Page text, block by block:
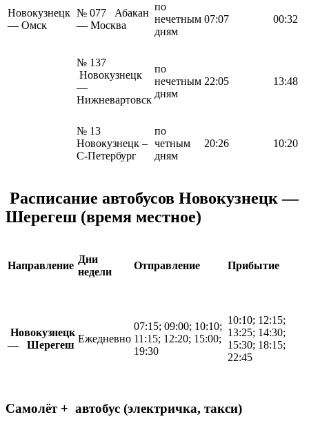
Новокузнецк
— Омск
№ 077 Абакан
— Москва
по
нечетным
дням
07:07 00:32
№ 137
Новокузнецк
—
Нижневартовск
по
нечетным
дням
22:05 13:48
№ 13
Новокузнецк –
С-Петербург
по
четным
дням
20:26 10:20
Расписание автобусов Новокузнецк —
Шерегеш (время местное)
Направление
Дни
недели
Отправление Прибытие
Новокузнецк
— Шерегеш
Ежедневно
07:15; 09:00; 10:10;
11:15; 12:20; 15:00;
19:30
10:10; 12:15;
13:25; 14:30;
15:30; 18:15;
22:45
Самолёт + автобус (электричка, такси)